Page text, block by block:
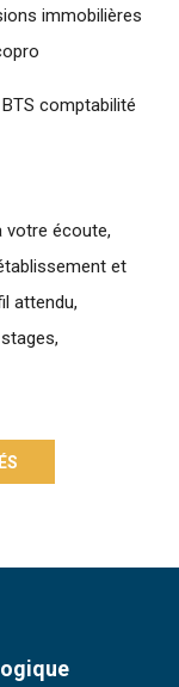
immobilières
comptabilité
écoute,
et
attendu,